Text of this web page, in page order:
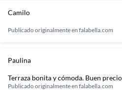
Camilo
Publicado originalmente en falabella.com
Paulina
Terraza bonita y cómoda. Buen
Publicado originalmente en falabella.com